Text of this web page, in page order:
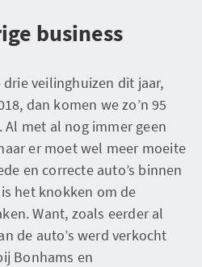
business
veilinghuizen dit jaar,
dan komen we zo’n 95
met al nog immer geen
er moet wel meer moeite
en correcte auto’s binnen
het knokken om de
Want, zoals eerder al
de auto’s werd verkocht
Bonhams en